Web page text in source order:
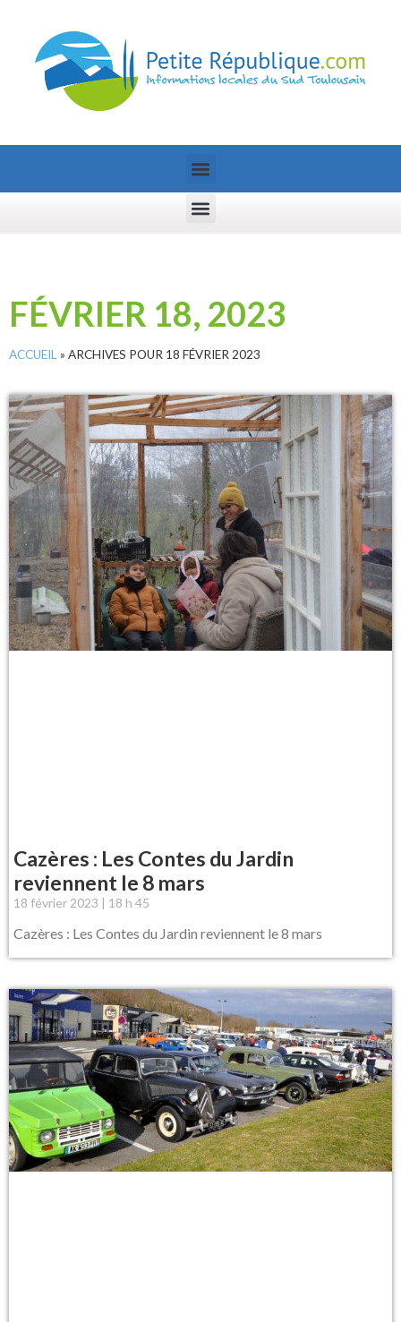
FÉVRIER 18, 2023
ACCUEIL » ARCHIVES POUR 18 FÉVRIER 2023
Cazères : Les Contes du Jardin
reviennent le 8 mars
18 février 2023 18 h 45
Cazères : Les Contes du Jardin reviennent le 8 mars